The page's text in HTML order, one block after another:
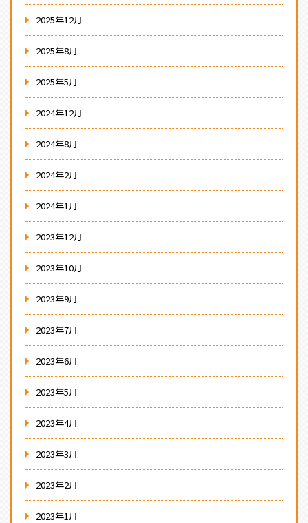
2025年12月
2025年8月
2025年5月
2024年12月
2024年8月
2024年2月
2024年1月
2023年12月
2023年10月
2023年9月
2023年7月
2023年6月
2023年5月
2023年4月
2023年3月
2023年2月
2023年1月